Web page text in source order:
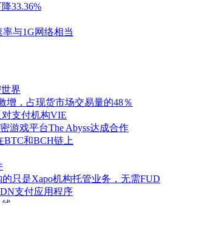
33.36%
与1G网络相当
界
增，占现货市场交易量的48％
支付机构VIE
游戏平台The Abyss达成合作
BTC和BCH链上
的只是Xapo机构托管业务，无需FUD
支付应用程序